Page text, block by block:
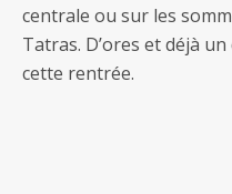
centrale ou sur les
Tatras. D’ores et déjà
cette rentrée.